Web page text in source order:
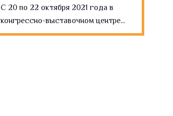
С 20 по 22 октября 2021 года в
конгрессно-выставочном центре...